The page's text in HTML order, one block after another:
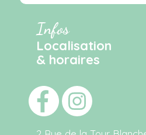
Infos
Localisation
& horaires